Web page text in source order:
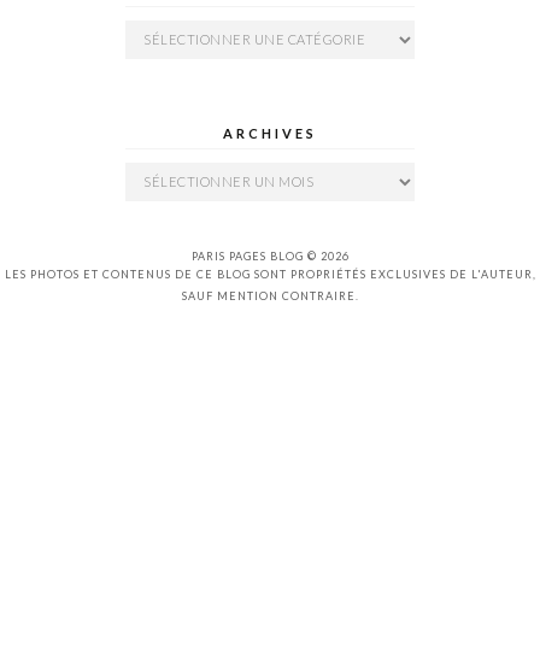
Catégories
ARCHIVES
Archives
PARIS PAGES BLOG © 2026
LES PHOTOS ET CONTENUS DE CE BLOG SONT PROPRIÉTÉS EXCLUSIVES DE L'AUTEUR,
SAUF MENTION CONTRAIRE.